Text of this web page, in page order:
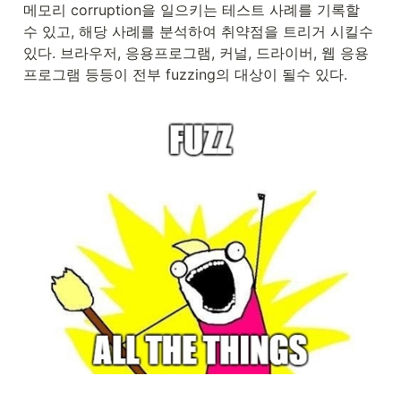
메모리 corruption을 일으키는 테스트 사례를 기록할
수 있고, 해당 사례를 분석하여 취약점을 트리거 시킬수
있다. 브라우저, 응용프로그램, 커널, 드라이버, 웹 응용
프로그램 등등이 전부 fuzzing의 대상이 될수 있다.